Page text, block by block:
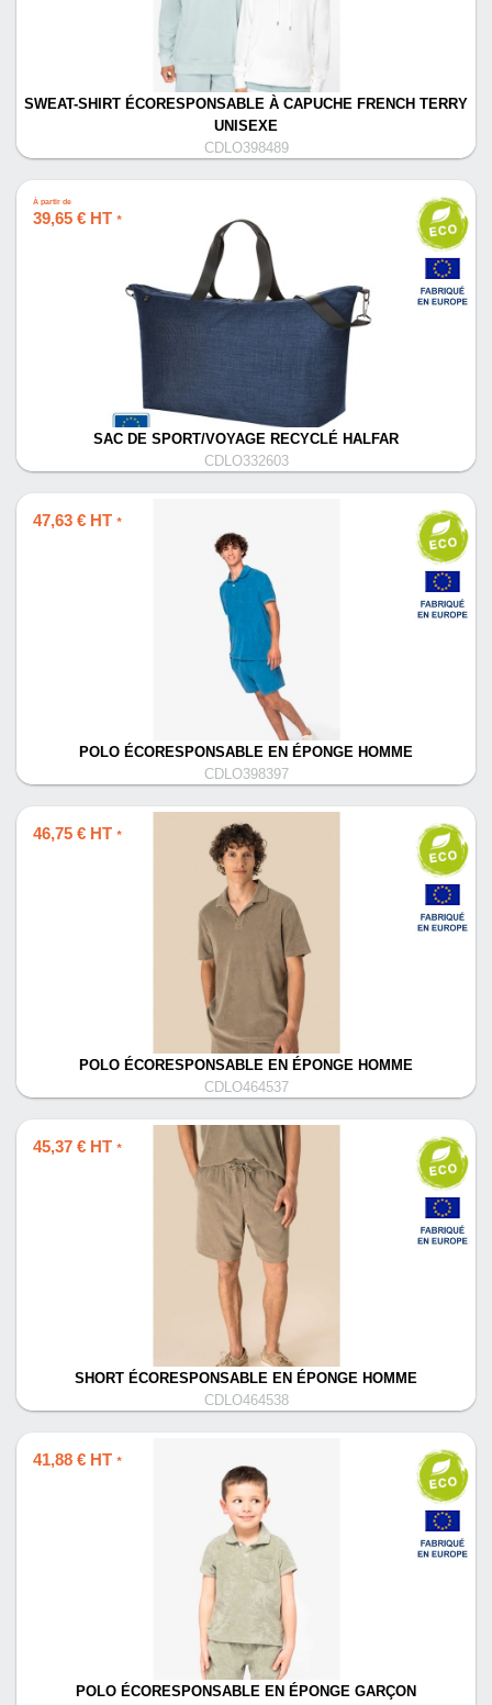
SWEAT-SHIRT ÉCORESPONSABLE À CAPUCHE FRENCH TERRY
UNISEXE
CDLO398489
À partir de
39,65 € HT *
SAC DE SPORT/VOYAGE RECYCLÉ HALFAR
CDLO332603
47,63 € HT *
POLO ÉCORESPONSABLE EN ÉPONGE HOMME
CDLO398397
46,75 € HT *
POLO ÉCORESPONSABLE EN ÉPONGE HOMME
CDLO464537
45,37 € HT *
SHORT ÉCORESPONSABLE EN ÉPONGE HOMME
CDLO464538
41,88 € HT *
POLO ÉCORESPONSABLE EN ÉPONGE GARÇON